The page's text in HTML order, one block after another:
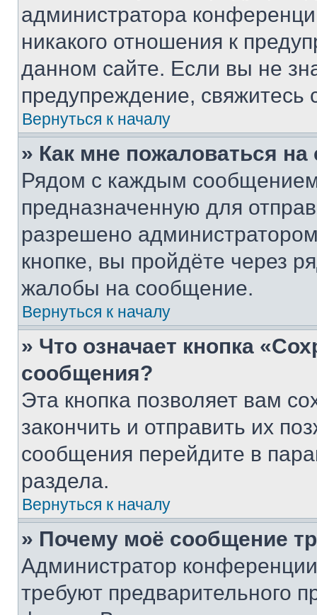
администратора
никакого отношения к
данном сайте. Если вы не
предупреждение,
Вернуться к началу
» Как мне пожаловаться
Рядом с каждым сообщением
предназначенную для
разрешено
кнопке, вы пройдёте через
жалобы на сообщение.
Вернуться к началу
» Что означает кнопка
сообщения?
Эта кнопка позволяет вам
закончить и отправить их
сообщения перейдите в
раздела.
Вернуться к началу
» Почему моё сообщение
Администратор
требуют предварительного